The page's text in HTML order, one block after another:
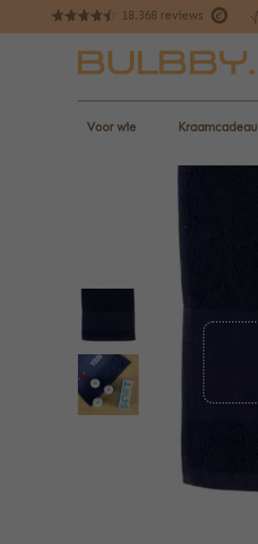
18.368 reviews
Voor wie Kraamcadeau